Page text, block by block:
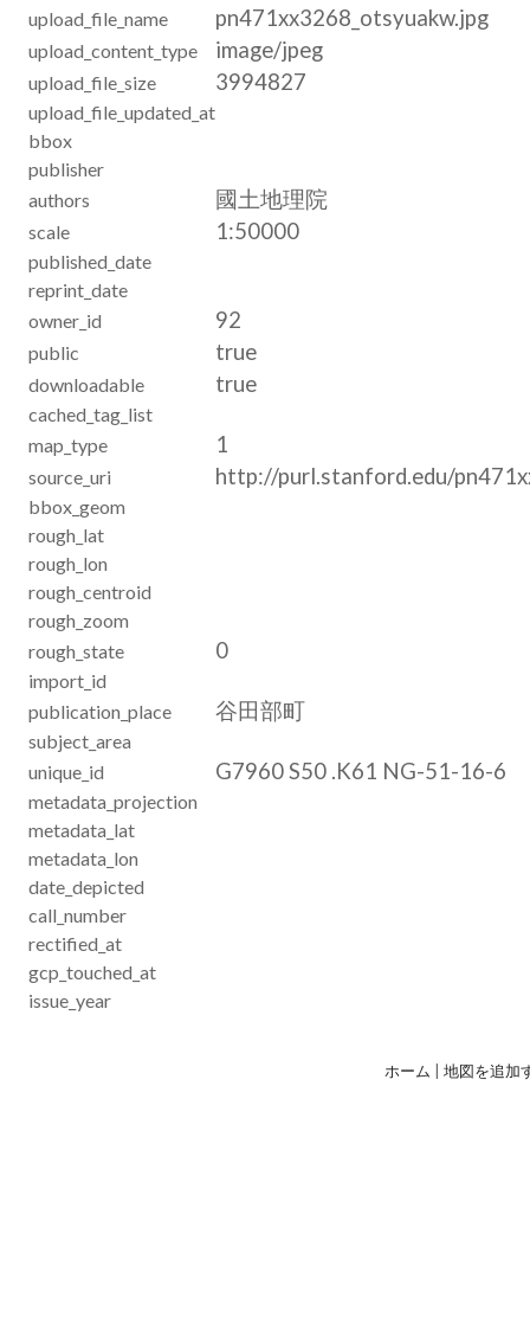
upload_file_name pn471xx3268_otsyuakw.jpg
upload_content_type image/jpeg
upload_file_size 3994827
upload_file_updated_at
bbox
publisher
authors
國土地理院
scale 1:50000
published_date
reprint_date
owner_id
92
public true
downloadable true
cached_tag_list
map_type
1
source_uri http://purl.stanford.edu/
bbox_geom
rough_lat
rough_lon
rough_centroid
rough_zoom
rough_state
0
import_id
publication_place
谷田部町
subject_area
unique_id
G7960 S50 .K61 NG-51-16-6
metadata_projection
metadata_lat
metadata_lon
date_depicted
call_number
rectified_at
gcp_touched_at
issue_year
ホーム | 地図を追加